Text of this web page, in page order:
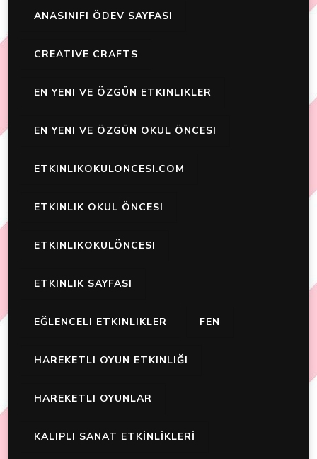
ANASINIFI ÖDEV SAYFASI
CREATIVE CRAFTS
EN YENI VE ÖZGÜN ETKINLIKLER
EN YENI VE ÖZGÜN OKUL ÖNCESI
ETKINLIKOKULONCESI.COM
ETKINLIK OKUL ÖNCESI
ETKINLIKOKULÖNCESI
ETKINLIK SAYFASI
EĞLENCELI ETKINLIKLER FEN
HAREKETLI OYUN ETKINLIĞI
HAREKETLI OYUNLAR
KALIPLI SANAT ETKİNLİKLERİ